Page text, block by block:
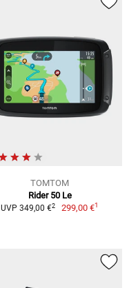
TOMTOM
Rider 50 Le
UVP 349,00 €2 299,00 €1